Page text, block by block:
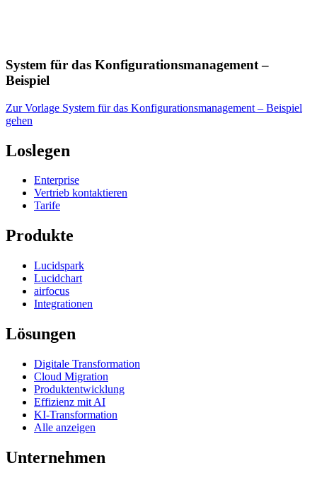
System für das Konfigurationsmanagement –
Beispiel
Zur Vorlage System für das Konfigurationsmanagement – Beispiel
gehen
Loslegen
Enterprise
Vertrieb kontaktieren
Tarife
Produkte
Lucidspark
Lucidchart
airfocus
Integrationen
Lösungen
Digitale Transformation
Cloud Migration
Produktentwicklung
Effizienz mit AI
KI-Transformation
Alle anzeigen
Unternehmen